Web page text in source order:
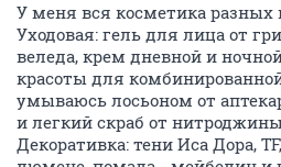
У меня вся косметика разных
Уходовая: гель для лица от
веледа, крем дневной и
красоты для
умываюсь лосьоном от
и легкий скраб от
Декоративка: тени Иса Дора,